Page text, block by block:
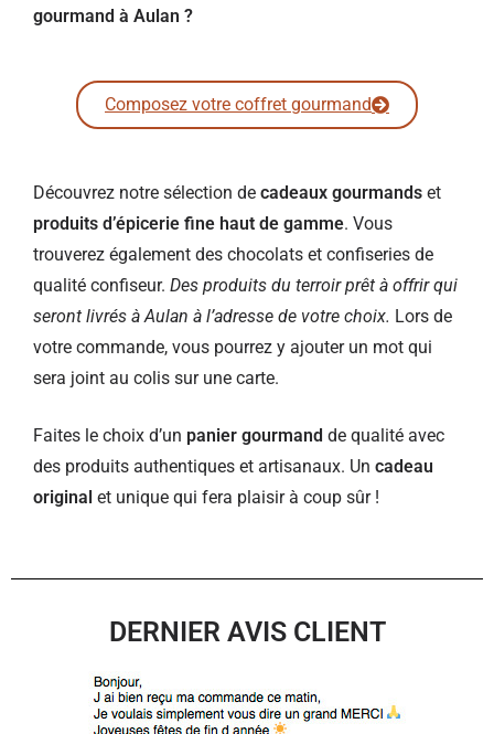
gourmand à Aulan ?
Composez votre coffret gourmand
Découvrez notre sélection de cadeaux gourmands et
produits d’épicerie fine haut de gamme. Vous
trouverez également des chocolats et confiseries de
qualité confiseur. Des produits du terroir prêt à offrir qui
seront livrés à Aulan à l’adresse de votre choix. Lors de
votre commande, vous pourrez y ajouter un mot qui
sera joint au colis sur une carte.
Faites le choix d’un panier gourmand de qualité avec
des produits authentiques et artisanaux. Un cadeau
original et unique qui fera plaisir à coup sûr !
DERNIER AVIS CLIENT